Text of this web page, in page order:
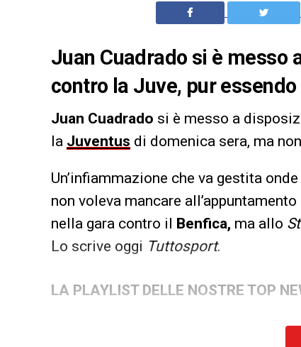
Juan Cuadrado si è messo
contro la Juve, pur
Juan Cuadrado si è messo a
la Juventus di domenica sera, ma
Un’infiammazione che va gestita
non voleva mancare
nella gara contro il Benfica, ma allo
Lo scrive oggi Tuttosport.
LA PLAYLIST DELLE NOSTRE TOP